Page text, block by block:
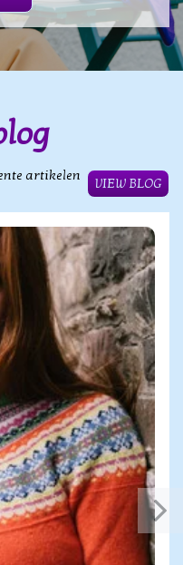
artikelen
VIEW BLOG